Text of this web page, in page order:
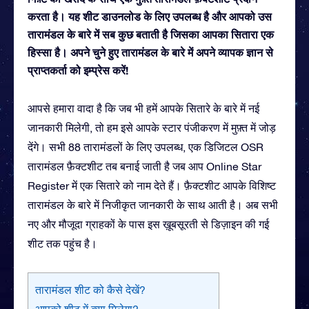
करता है। यह शीट डाउनलोड के लिए उपलब्ध है और आपको उस
तारामंडल के बारे में सब कुछ बताती है जिसका आपका सितारा एक
हिस्सा है। अपने चुने हुए तारामंडल के बारे में अपने व्यापक ज्ञान से
प्राप्तकर्ता को इम्प्रेस करें!
आपसे हमारा वादा है कि जब भी हमें आपके सितारे के बारे में नई
जानकारी मिलेगी, तो हम इसे आपके स्टार पंजीकरण में मुफ़्त में जोड़
देंगे। सभी 88 तारामंडलों के लिए उपलब्ध, एक डिजिटल OSR
तारामंडल फ़ैक्टशीट तब बनाई जाती है जब आप Online Star
Register में एक सितारे को नाम देते हैं। फ़ैक्टशीट आपके विशिष्ट
तारामंडल के बारे में निजीकृत जानकारी के साथ आती है। अब सभी
नए और मौजूदा ग्राहकों के पास इस ख़ूबसूरती से डिज़ाइन की गई
शीट तक पहुंच है।
तारामंडल शीट को कैसे देखें?